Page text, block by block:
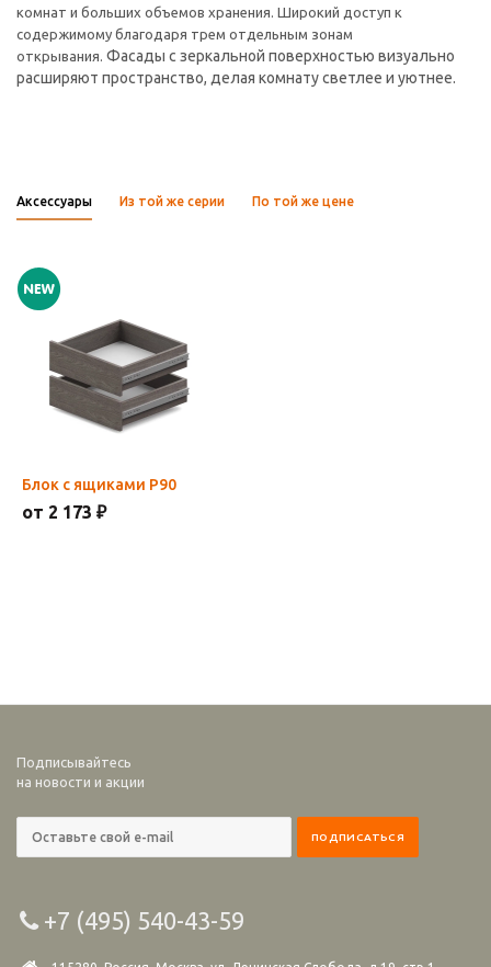
комнат и больших объемов хранения. Широкий доступ к
содержимому благодаря трем отдельным зонам
открывания. Фасады с зеркальной поверхностью визуально
расширяют пространство, делая комнату светлее и уютнее.
Аксессуары Из той же серии По той же цене
Блок с ящиками Р90
от 2 173 ₽
Подписывайтесь
на новости и акции
+7 (495) 540-43-59